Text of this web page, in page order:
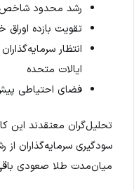
رشد محدود شاخص
تقویت بازده اوراق
انتظار
ایالات متحده
فضای احتیاطی
تحلیل‌گران معتقدند
سودگیری سرمایه‌گذاران از
میان‌مدت طلا صعودی